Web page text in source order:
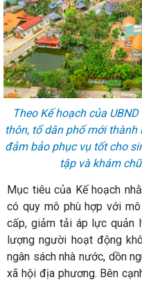
Theo Kế hoạch của
thôn, tổ dân phố mới
đảm bảo phục vụ tốt cho
tập và khám
Mục tiêu của Kế hoạch
có quy mô phù hợp với
cấp, giảm tải áp lực quản
lượng người hoạt động
ngân sách nhà nước, dồn
xã hội địa phương. Bên